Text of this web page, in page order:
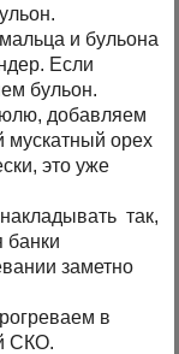
и бульона
Если
бульон.
добавляем
мускатный орех
это уже
так,
банки
заметно
в
СКО.